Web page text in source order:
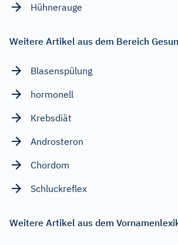
Hühnerauge
Weitere Artikel aus dem Bereich
Blasenspülung
hormonell
Krebsdiät
Androsteron
Chordom
Schluckreflex
Weitere Artikel aus dem